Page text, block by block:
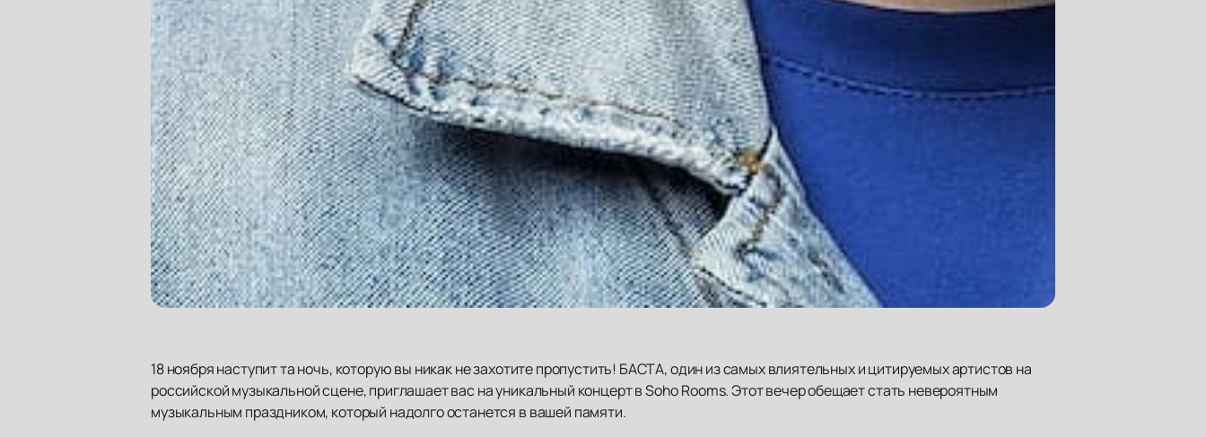
18 ноября наступит та ночь, которую вы никак не захотите пропустить! БАСТА, один из самых влиятельных и цитируемых артистов на
российской музыкальной сцене, приглашает вас на уникальный концерт в Soho Rooms. Этот вечер обещает стать невероятным
музыкальным праздником, который надолго останется в вашей памяти.